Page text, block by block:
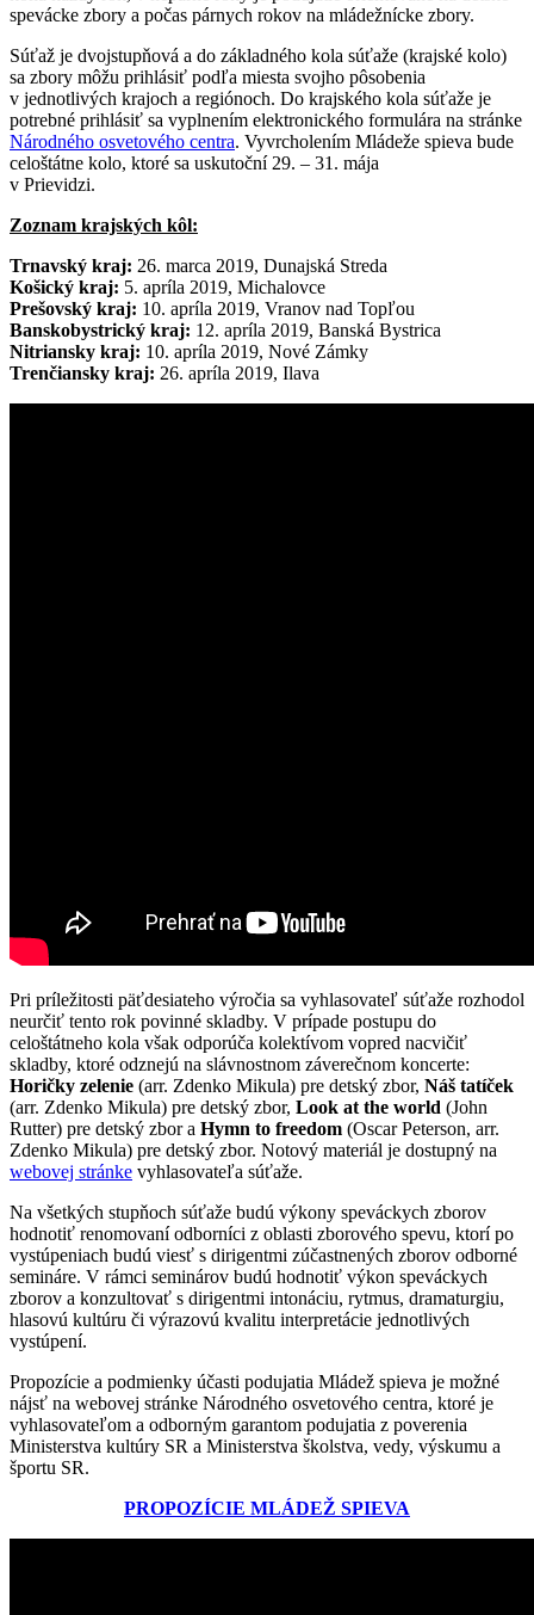
spevácke zbory a počas párnych rokov na mládežnícke zbory.
Súťaž je dvojstupňová a do základného kola súťaže (krajské kolo)
sa zbory môžu prihlásiť podľa miesta svojho pôsobenia
v jednotlivých krajoch a regiónoch. Do krajského kola súťaže je
potrebné prihlásiť sa vyplnením elektronického formulára na stránke
Národného osvetového centra. Vyvrcholením Mládeže spieva bude
celoštátne kolo, ktoré sa uskutoční 29. – 31. mája
v Prievidzi.
Zoznam krajských kôl:
Trnavský kraj: 26. marca 2019, Dunajská Streda
Košický kraj: 5. apríla 2019, Michalovce
Prešovský kraj: 10. apríla 2019, Vranov nad Topľou
Banskobystrický kraj: 12. apríla 2019, Banská Bystrica
Nitriansky kraj: 10. apríla 2019, Nové Zámky
Trenčiansky kraj: 26. apríla 2019, Ilava
Pri príležitosti päťdesiateho výročia sa vyhlasovateľ súťaže rozhodol
neurčiť tento rok povinné skladby. V prípade postupu do
celoštátneho kola však odporúča kolektívom vopred nacvičiť
skladby, ktoré odznejú na slávnostnom záverečnom koncerte:
Horičky zelenie (arr. Zdenko Mikula) pre detský zbor, Náš tatíček
(arr. Zdenko Mikula) pre detský zbor, Look at the world (John
Rutter) pre detský zbor a Hymn to freedom (Oscar Peterson, arr.
Zdenko Mikula) pre detský zbor. Notový materiál je dostupný na
webovej stránke vyhlasovateľa súťaže.
Na všetkých stupňoch súťaže budú výkony speváckych zborov
hodnotiť renomovaní odborníci z oblasti zborového spevu, ktorí po
vystúpeniach budú viesť s dirigentmi zúčastnených zborov odborné
semináre. V rámci seminárov budú hodnotiť výkon speváckych
zborov a konzultovať s dirigentmi intonáciu, rytmus, dramaturgiu,
hlasovú kultúru či výrazovú kvalitu interpretácie jednotlivých
vystúpení.
Propozície a podmienky účasti podujatia Mládež spieva je možné
nájsť na webovej stránke Národného osvetového centra, ktoré je
vyhlasovateľom a odborným garantom podujatia z poverenia
Ministerstva kultúry SR a Ministerstva školstva, vedy, výskumu a
športu SR.
PROPOZÍCIE MLÁDEŽ SPIEVA